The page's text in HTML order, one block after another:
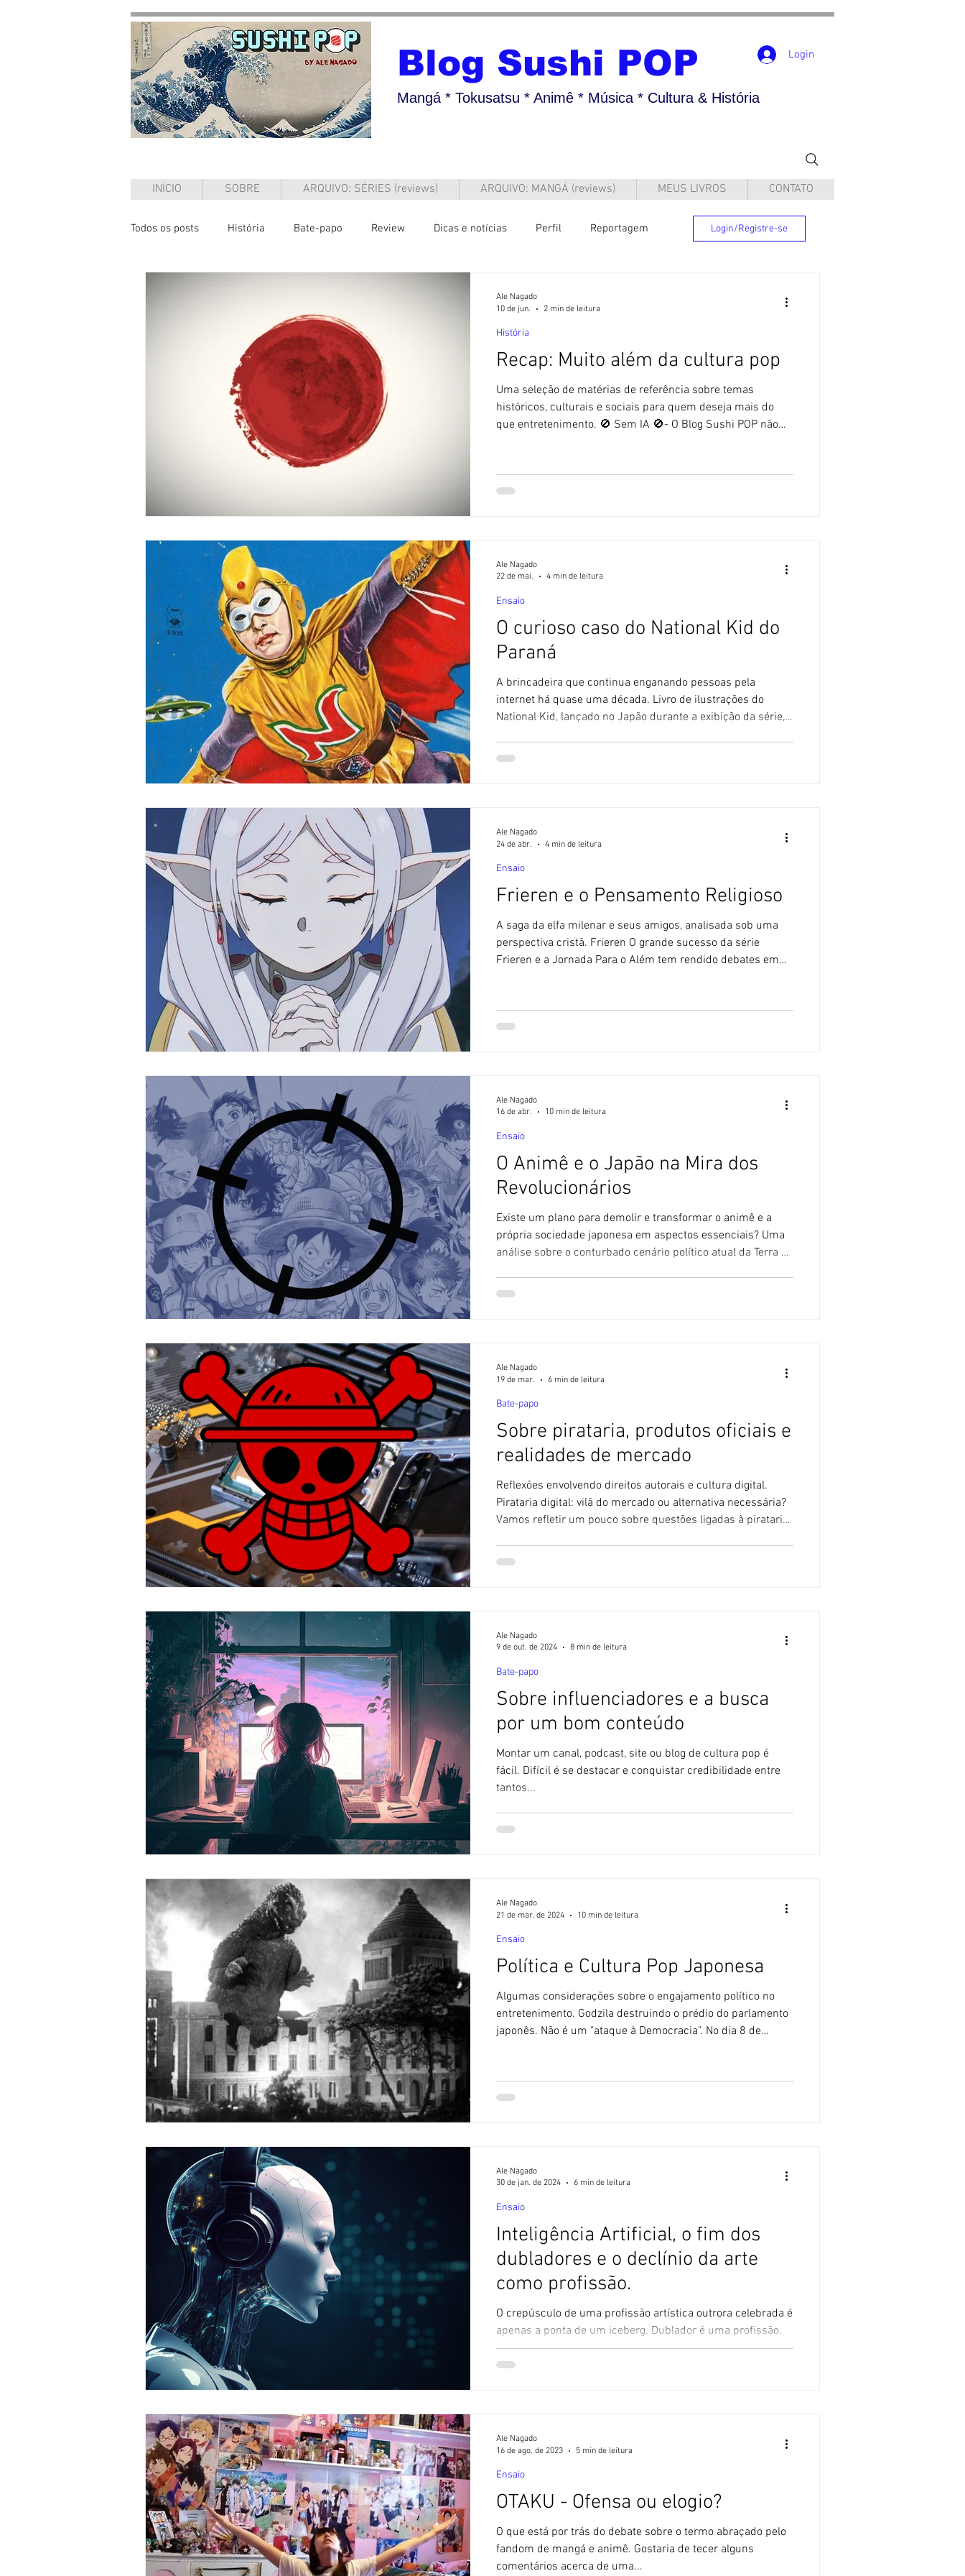
Blog Sushi POP
Mangá * Tokusatsu * Animê * Música * Cultura & História
Login
INÍCIO SOBRE ARQUIVO: SÉRIES (reviews) ARQUIVO: MANGÁ (reviews) MEUS LIVROS CONTATO
Todos os posts História Bate-papo Review Dicas e notícias Perfil Reportagem Login/Registre-se
Recap: Muito além da cultura pop
Uma seleção de matérias de referência sobre temas
históricos, culturais e sociais para quem deseja mais do
que entretenimento. 🚫 Sem IA 🚫- O Blog Sushi POP não
diversas vertentes da cultura pop japonesa. E entre
centenas de postagens publicadas, há várias que
História
Ale Nagado
10 de jun.
2 min de leitura
O curioso caso do National Kid do
Paraná
A brincadeira que continua enganando pessoas pela
internet há quase uma década. Livro de ilustrações do
National Kid, lançado no Japão durante a exibição da série,
feitos com ajuda de Inteligência Artificial. 🚫 O clássico
Ensaio
Ale Nagado
22 de mai.
4 min de leitura
Frieren e o Pensamento Religioso
A saga da elfa milenar e seus amigos, analisada sob uma
perspectiva cristã. Frieren O grande sucesso da série
Frieren e a Jornada Para o Além tem rendido debates em
católicos pelo mundo, incluindo padres, que têm feito
vídeos analisando aspectos da obra à luz do cristianismo.
Ensaio
Ale Nagado
24 de abr.
4 min de leitura
O Animê e o Japão na Mira dos
Revolucionários
Existe um plano para demolir e transformar o animê e a
própria sociedade japonesa em aspectos essenciais? Uma
análise sobre o conturbado cenário político atual da Terra do
militantes políticos. Declaração: Este site NÃO utiliza IA em
Ensaio
Ale Nagado
16 de abr.
10 min de leitura
Sobre pirataria, produtos oficiais e
realidades de mercado
Reflexões envolvendo direitos autorais e cultura digital.
Pirataria digital: vilã do mercado ou alternativa necessária?
Vamos refletir um pouco sobre questões ligadas à pirataria
tem uma das posturas mais rígidas do mundo. O Japão
Bate-papo
Ale Nagado
19 de mar.
6 min de leitura
Sobre influenciadores e a busca
por um bom conteúdo
Montar um canal, podcast, site ou blog de cultura pop é
fácil. Difícil é se destacar e conquistar credibilidade entre
tantos...
Bate-papo
Ale Nagado
9 de out. de 2024
8 min de leitura
Política e Cultura Pop Japonesa
Algumas considerações sobre o engajamento político no
entretenimento. Godzila destruindo o prédio do parlamento
japonês. Não é um "ataque à Democracia". No dia 8 de
manifestações sinceras de pesar pelo mundo, houve
também algo não muito nobre. Em canais e redes sociais,
Ensaio
Ale Nagado
21 de mar. de 2024
10 min de leitura
Inteligência Artificial, o fim dos
dubladores e o declínio da arte
como profissão.
O crepúsculo de uma profissão artística outrora celebrada é
apenas a ponta de um iceberg. Dublador é uma profissão,
dentre outras, que...
Ensaio
Ale Nagado
30 de jan. de 2024
6 min de leitura
OTAKU - Ofensa ou elogio?
O que está por trás do debate sobre o termo abraçado pelo
fandom de mangá e animê. Gostaria de tecer alguns
comentários acerca de uma...
Ensaio
Ale Nagado
16 de ago. de 2023
5 min de leitura